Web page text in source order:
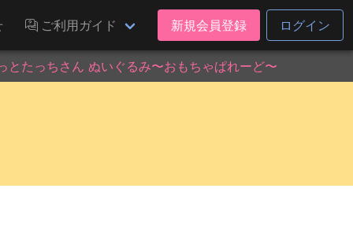
ご利用ガイド 新規会員登録 ログイン
とたっちさん ぬいぐるみ〜おもちゃぱれーど〜